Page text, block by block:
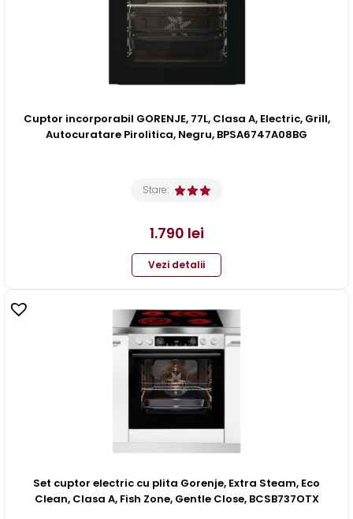
Cuptor incorporabil GORENJE, 77L, Clasa A, Electric, Grill,
Autocuratare Pirolitica, Negru, BPSA6747A08BG
Stare:
1.790 lei
Vezi detalii
Set cuptor electric cu plita Gorenje, Extra Steam, Eco
Clean, Clasa A, Fish Zone, Gentle Close, BCSB737OTX